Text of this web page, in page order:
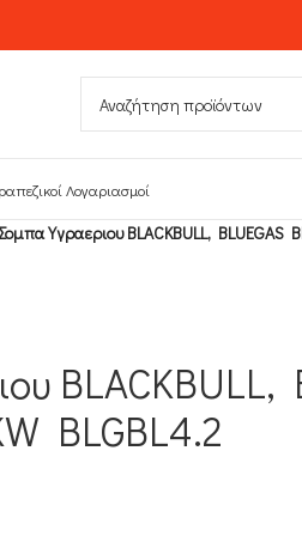
Λογαριασμοί
Σομπα Υγραεριου BLACKBULL, BLUEGAS
BLACKBULL,
BLGBL4.2